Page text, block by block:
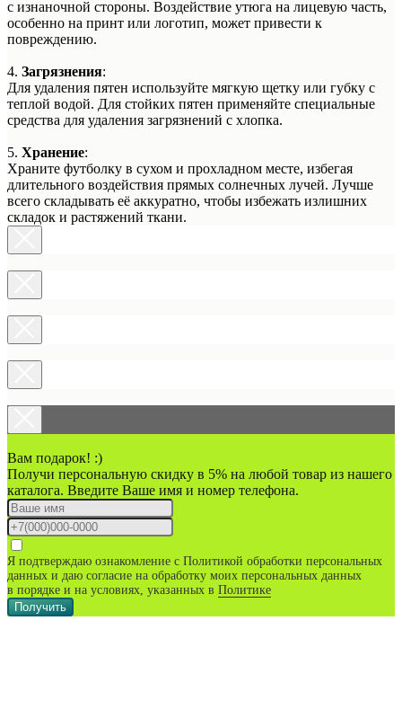
с изнаночной стороны. Воздействие утюга на лицевую часть,
особенно на принт или логотип, может привести к
повреждению.
4. Загрязнения:
Для удаления пятен используйте мягкую щетку или губку с
теплой водой. Для стойких пятен применяйте специальные
средства для удаления загрязнений с хлопка.
5. Хранение:
Храните футболку в сухом и прохладном месте, избегая
длительного воздействия прямых солнечных лучей. Лучше
всего складывать её аккуратно, чтобы избежать излишних
складок и растяжений ткани.
Вам подарок! :)
Получи персональную скидку в 5% на любой товар из нашего
каталога. Введите Ваше имя и номер телефона.
Я подтверждаю ознакомление с Политикой обработки персональных
данных и даю согласие на обработку моих персональных данных
в порядке и на условиях, указанных в Политике
Получить